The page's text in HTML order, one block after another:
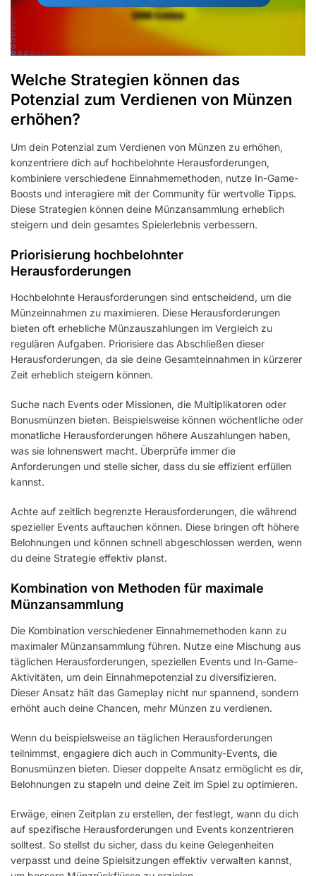
Welche Strategien können das
Potenzial zum Verdienen von Münzen
erhöhen?
Um dein Potenzial zum Verdienen von Münzen zu erhöhen,
konzentriere dich auf hochbelohnte Herausforderungen,
kombiniere verschiedene Einnahmemethoden, nutze In-Game-
Boosts und interagiere mit der Community für wertvolle Tipps.
Diese Strategien können deine Münzansammlung erheblich
steigern und dein gesamtes Spielerlebnis verbessern.
Priorisierung hochbelohnter
Herausforderungen
Hochbelohnte Herausforderungen sind entscheidend, um die
Münzeinnahmen zu maximieren. Diese Herausforderungen
bieten oft erhebliche Münzauszahlungen im Vergleich zu
regulären Aufgaben. Priorisiere das Abschließen dieser
Herausforderungen, da sie deine Gesamteinnahmen in kürzerer
Zeit erheblich steigern können.
Suche nach Events oder Missionen, die Multiplikatoren oder
Bonusmünzen bieten. Beispielsweise können wöchentliche oder
monatliche Herausforderungen höhere Auszahlungen haben,
was sie lohnenswert macht. Überprüfe immer die
Anforderungen und stelle sicher, dass du sie effizient erfüllen
kannst.
Achte auf zeitlich begrenzte Herausforderungen, die während
spezieller Events auftauchen können. Diese bringen oft höhere
Belohnungen und können schnell abgeschlossen werden, wenn
du deine Strategie effektiv planst.
Kombination von Methoden für maximale
Münzansammlung
Die Kombination verschiedener Einnahmemethoden kann zu
maximaler Münzansammlung führen. Nutze eine Mischung aus
täglichen Herausforderungen, speziellen Events und In-Game-
Aktivitäten, um dein Einnahmepotenzial zu diversifizieren.
Dieser Ansatz hält das Gameplay nicht nur spannend, sondern
erhöht auch deine Chancen, mehr Münzen zu verdienen.
Wenn du beispielsweise an täglichen Herausforderungen
teilnimmst, engagiere dich auch in Community-Events, die
Bonusmünzen bieten. Dieser doppelte Ansatz ermöglicht es dir,
Belohnungen zu stapeln und deine Zeit im Spiel zu optimieren.
Erwäge, einen Zeitplan zu erstellen, der festlegt, wann du dich
auf spezifische Herausforderungen und Events konzentrieren
solltest. So stellst du sicher, dass du keine Gelegenheiten
verpasst und deine Spielsitzungen effektiv verwalten kannst,